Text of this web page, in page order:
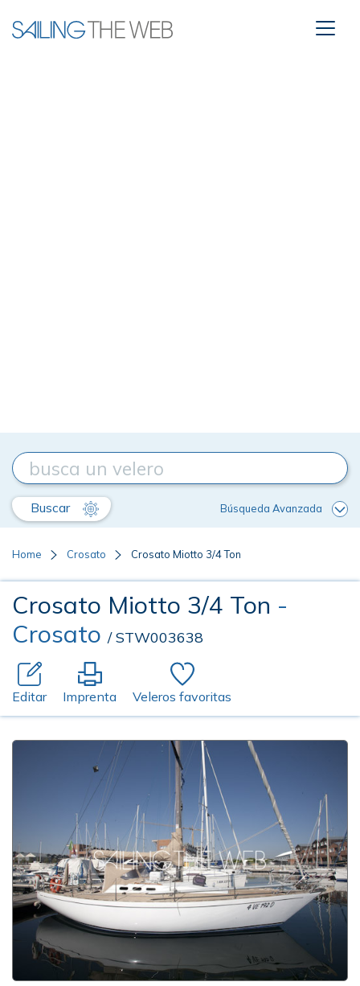
Buscar Búsqueda Avanzada
Home Crosato Crosato Miotto 3/4 Ton
Crosato Miotto 3/4 Ton -
Crosato / STW003638
Editar Imprenta Veleros favoritas